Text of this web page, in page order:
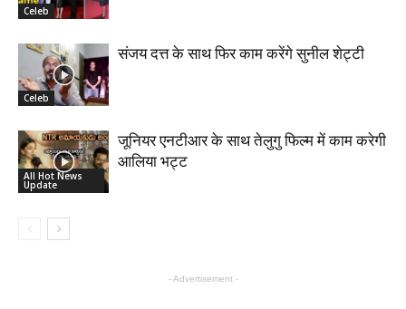
Celeb
Celeb
संजय दत्त के साथ फिर काम करेंगे सुनील शेट्टी
All Hot News
Update
जूनियर एनटीआर के साथ तेलुगु फिल्म में काम करेगी
आलिया भट्ट
- Advertisement -